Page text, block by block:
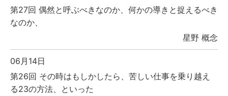
第27回 偶然と呼ぶべきなのか、何かの導きと捉えるべき
なのか、
星野 概念
06月14日
第26回 その時はもしかしたら、苦しい仕事を乗り越え
る23の方法、といった